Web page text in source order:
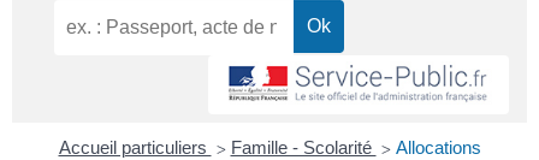
Accueil particuliers > Famille - Scolarité > Allocations